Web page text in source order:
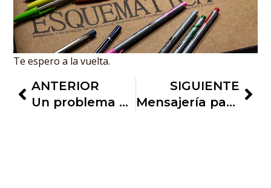
Te espero a la vuelta.
ANTERIOR
Un problema para cada solución
SIGUIENTE
Mensajería para ESQUEMÁTICA